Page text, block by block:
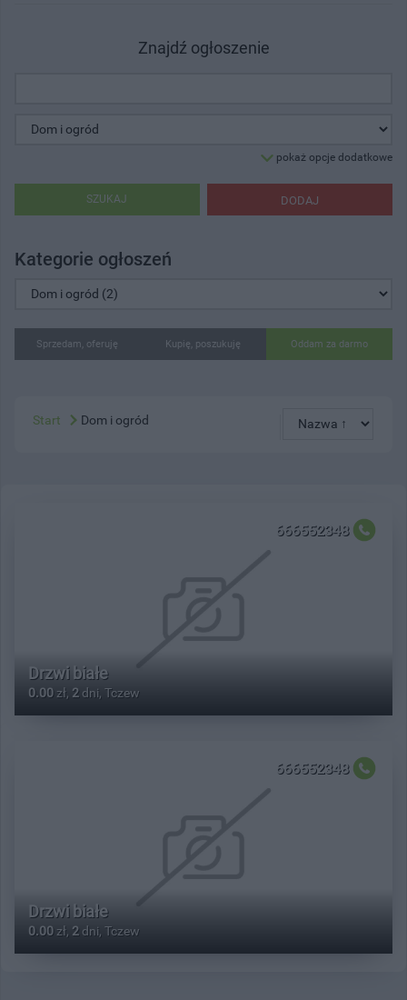
Znajdź ogłoszenie
pokaż opcje dodatkowe
DODAJ
SZUKAJ
Kategorie ogłoszeń
Sprzedam, oferuję Kupię, poszukuję Oddam za darmo
Start Dom i ogród
666552348
Drzwi białe
0.00 zł, 2 dni, Tczew
666552348
Drzwi białe
0.00 zł, 2 dni, Tczew